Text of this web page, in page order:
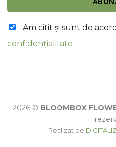
Am citit şi sunt de
confidențialitate
2026 © BLOOMBOX
Realizat de